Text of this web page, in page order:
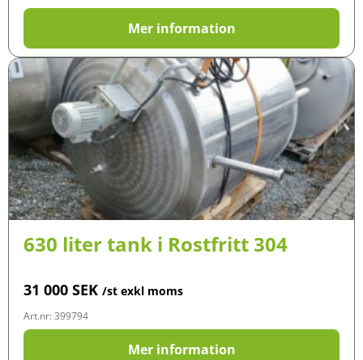
Mer information
630 liter tank i Rostfritt 304
31 000 SEK /st exkl moms
Art.nr: 399794
Mer information